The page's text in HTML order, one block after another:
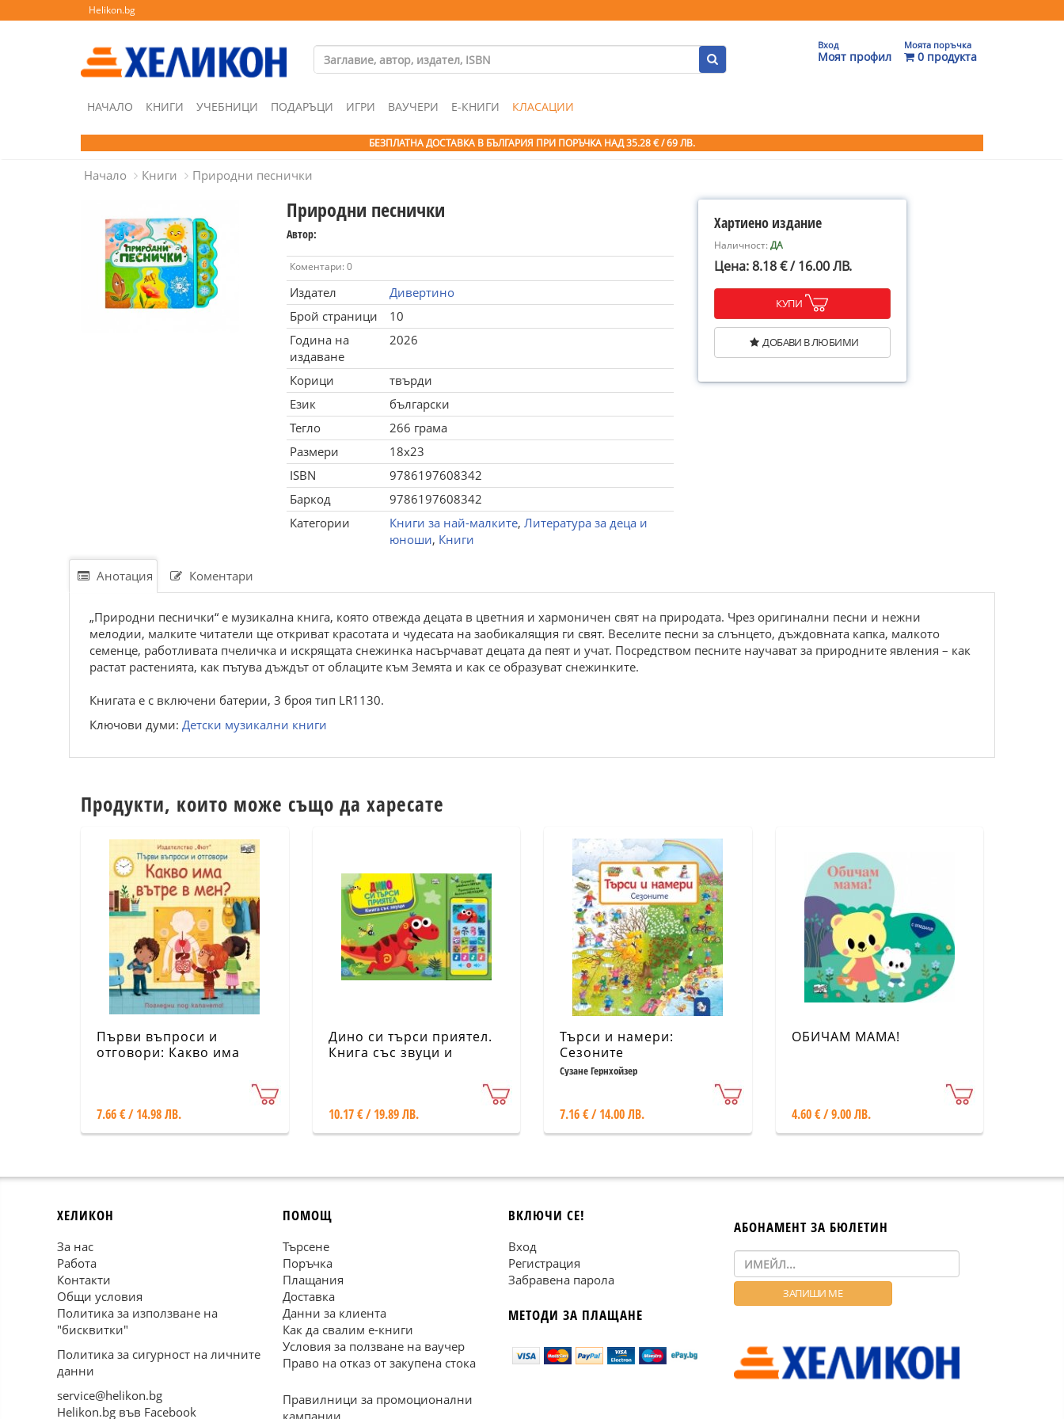
Helikon.bg
Вход
Моят профил
Моята поръчка
0 продукта
НАЧАЛО КНИГИ УЧЕБНИЦИ ПОДАРЪЦИ ИГРИ ВАУЧЕРИ Е-КНИГИ КЛАСАЦИИ
БЕЗПЛАТНА ДОСТАВКА В БЪЛГАРИЯ ПРИ ПОРЪЧКА НАД 35.28 € / 69 ЛВ.
Начало Книги Природни песнички
Природни песнички
Автор:
Коментари: 0
Издател
Дивертино
Брой страници
10
Година на
издаване
2026
Корици
твърди
Език
български
Тегло
266 грама
Размери
18x23
ISBN
9786197608342
Баркод
9786197608342
Категории
Книги за най-малките, Литература за деца и
юноши, Книги
Хартиено издание
Наличност:ДА
Цена: 8.18 € / 16.00 ЛВ.
КУПИ
ДОБАВИ В ЛЮБИМИ
Анотация Коментари
„Природни песнички“ е музикална книга, която отвежда децата в цветния и хармоничен свят на природата. Чрез оригинални песни и нежни
мелодии, малките читатели ще откриват красотата и чудесата на заобикалящия ги свят. Веселите песни за слънцето, дъждовната капка, малкото
семенце, работливата пчеличка и искрящата снежинка насърчават децата да пеят и учат. Посредством песните научават за природните явления – как
растат растенията, как пътува дъждът от облаците към Земята и как се образуват снежинките.
Книгата е с включени батерии, 3 броя тип LR1130.
Ключови думи: Детски музикални книги
Продукти, които може също да харесате
Първи въпроси и
отговори: Какво има
7.66 € / 14.98 ЛВ.
Дино си търси приятел.
Книга със звуци и
10.17 € / 19.89 ЛВ.
Търси и намери:
Сезоните
Сузане Гернхойзер
7.16 € / 14.00 ЛВ.
ОБИЧАМ МАМА!
4.60 € / 9.00 ЛВ.
ХЕЛИКОН
За нас
Работа
Контакти
Общи условия
Политика за използване на
"бисквитки"
Политика за сигурност на личните
данни
service@helikon.bg
Helikon.bg във Facebook
ПОМОЩ
Търсене
Поръчка
Плащания
Доставка
Данни за клиента
Как да свалим е-книги
Условия за ползване на ваучер
Право на отказ от закупена стока
Правилници за промоционални
кампании
ВКЛЮЧИ СЕ!
Вход
Регистрация
Забравена парола
МЕТОДИ ЗА ПЛАЩАНЕ
АБОНАМЕНТ ЗА БЮЛЕТИН